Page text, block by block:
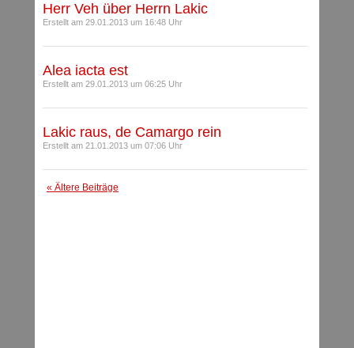
Herr Veh über Herrn Lakic
Erstellt am 29.01.2013 um 16:48 Uhr
Alea iacta est
Erstellt am 29.01.2013 um 06:25 Uhr
Lakic raus, de Camargo rein
Erstellt am 21.01.2013 um 07:06 Uhr
« Ältere Beiträge